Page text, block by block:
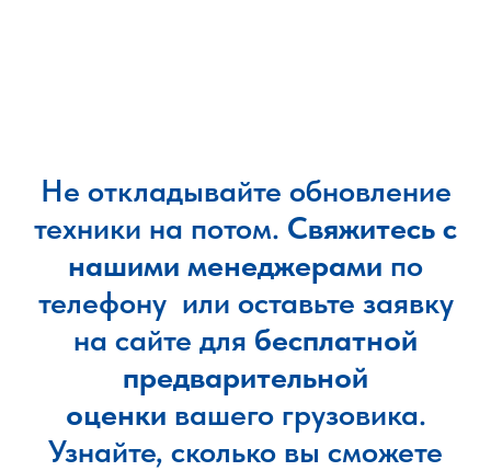
Не откладывайте обновление
техники на потом. Свяжитесь с
нашими менеджерами по
телефону или оставьте заявку
на сайте для бесплатной
предварительной
оценки вашего грузовика.
Узнайте, сколько вы сможете